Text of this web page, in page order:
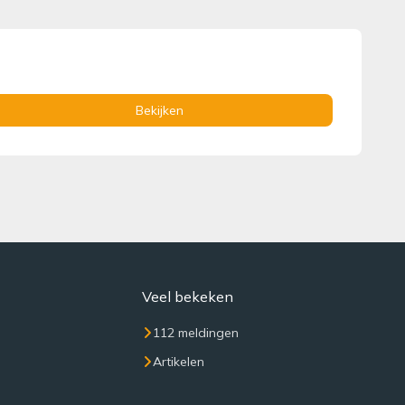
Bekijken
Veel bekeken
112 meldingen
Artikelen